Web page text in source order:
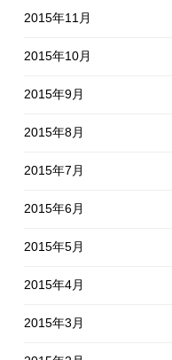
2015年11月
2015年10月
2015年9月
2015年8月
2015年7月
2015年6月
2015年5月
2015年4月
2015年3月